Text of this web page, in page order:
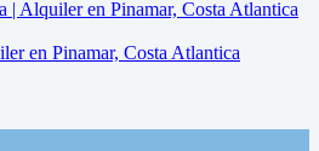
en Pinamar, Costa Atlantica